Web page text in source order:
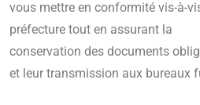
vous mettre en conformité vis-à-
préfecture tout en assurant la
conservation des documents
et leur transmission aux bureaux